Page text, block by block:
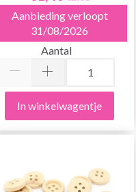
Aanbieding verloopt
31/08/2026
Aantal
In winkelwagentje